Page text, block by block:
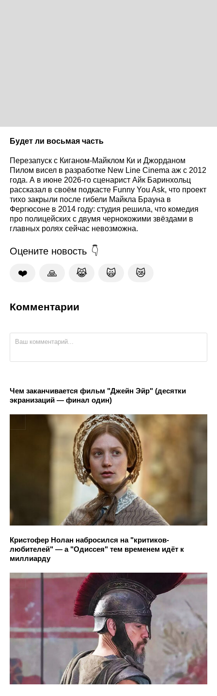
Будет ли восьмая часть
Перезапуск с Киганом-Майклом Ки и Джорданом
Пилом висел в разработке New Line Cinema аж с 2012
года. А в июне 2026-го сценарист Айк Баринхольц
рассказал в своём подкасте Funny You Ask, что проект
тихо закрыли после гибели Майкла Брауна в
Фергюсоне в 2014 году: студия решила, что комедия
про полицейских с двумя чернокожими звёздами в
главных ролях сейчас невозможна.
Оцените новость
❤️ 🙏 😹 🙀 😿
Комментарии
Чем заканчивается фильм "Джейн Эйр" (десятки
экранизаций — финал один)
Кристофер Нолан набросился на "критиков-
любителей" — а "Одиссея" тем временем идёт к
миллиарду